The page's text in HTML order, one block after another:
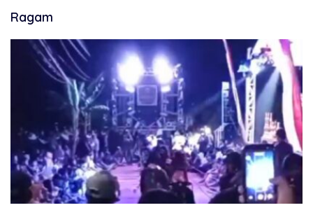
Ragam